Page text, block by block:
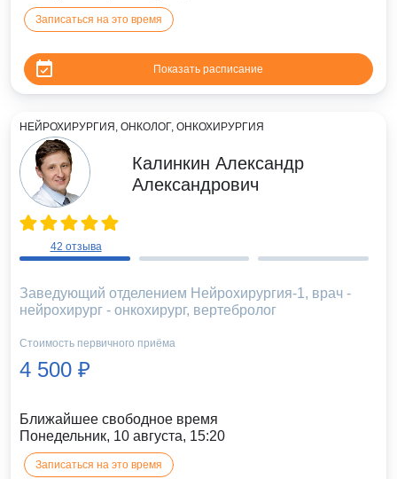
Записаться на это время
Показать расписание
НЕЙРОХИРУРГИЯ, ОНКОЛОГ, ОНКОХИРУРГИЯ
42 отзыва
Калинкин Александр
Александрович
Заведующий отделением Нейрохирургия-1, врач -
нейрохирург - онкохирург, вертебролог
Стоимость первичного приёма
4 500 ₽
Ближайшее свободное время
Понедельник, 10 августа, 15:20
Записаться на это время